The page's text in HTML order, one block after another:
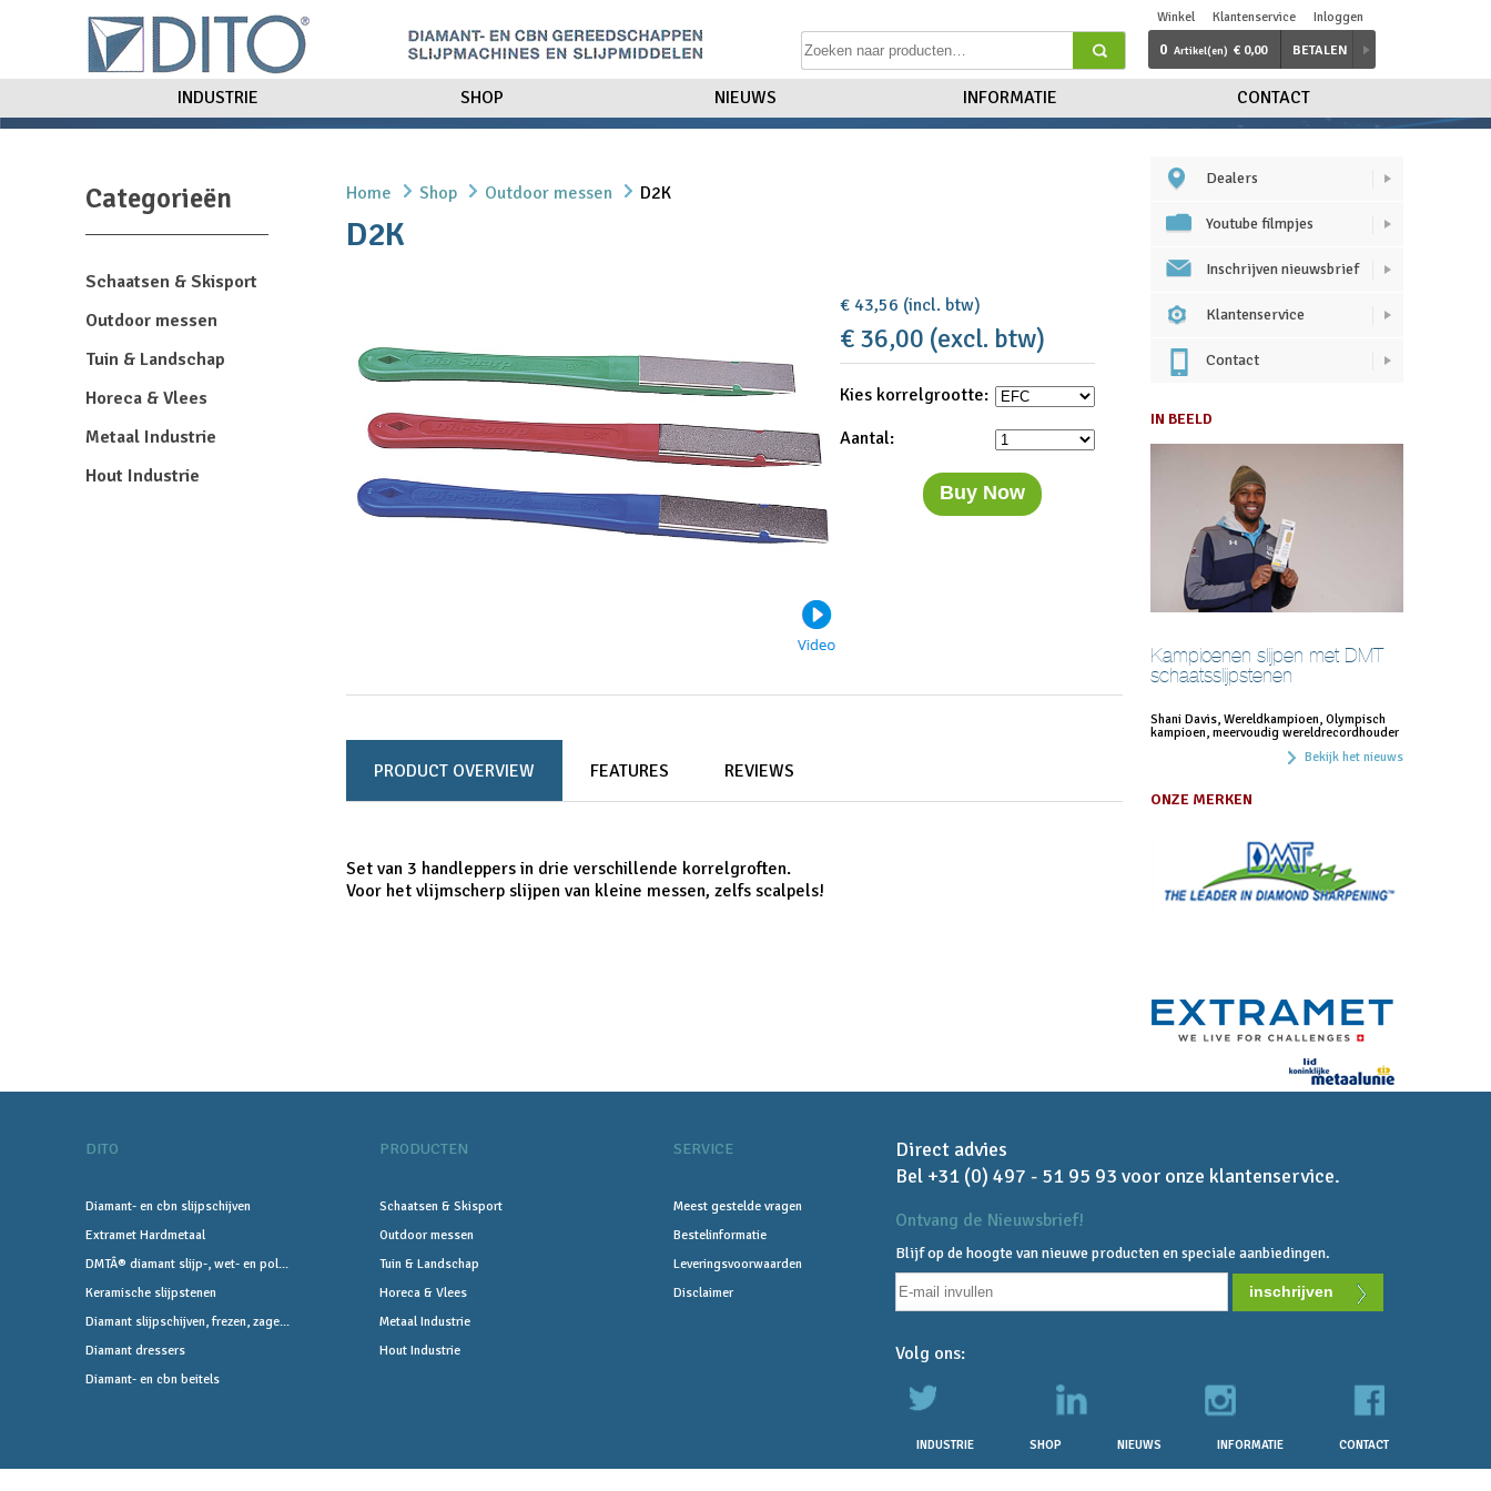
Winkel Klantenservice Inloggen
0 Artikel(en) € 0,00 BETALEN
INDUSTRIE SHOP NIEUWS INFORMATIE CONTACT
Categorieën
Schaatsen & Skisport
Outdoor messen
Tuin & Landschap
Horeca & Vlees
Metaal Industrie
Hout Industrie
Home Shop Outdoor messen D2K
D2K
€ 43,56 (incl. btw)
€ 36,00 (excl. btw)
Kies korrelgrootte:
Aantal:
Buy Now
PRODUCT OVERVIEW FEATURES REVIEWS
Set van 3 handleppers in drie verschillende korrelgroften.
Voor het vlijmscherp slijpen van kleine messen, zelfs scalpels!
Dealers
Youtube filmpjes
Inschrijven nieuwsbrief
Klantenservice
Contact
IN BEELD
Kampioenen slijpen met DMT
schaatsslijpstenen
Shani Davis, Wereldkampioen, Olympisch
kampioen, meervoudig wereldrecordhouder
Bekijk het nieuws
ONZE MERKEN
DITO
Diamant- en cbn slijpschijven
Extramet Hardmetaal
DMTÂ® diamant slijp-, wet- en pol...
Keramische slijpstenen
Diamant slijpschijven, frezen, zage...
Diamant dressers
Diamant- en cbn beitels
PRODUCTEN
Schaatsen & Skisport
Outdoor messen
Tuin & Landschap
Horeca & Vlees
Metaal Industrie
Hout Industrie
SERVICE
Meest gestelde vragen
Bestelinformatie
Leveringsvoorwaarden
Disclaimer
Direct advies
Bel +31 (0) 497 - 51 95 93 voor onze klantenservice.
Ontvang de Nieuwsbrief!
Blijf op de hoogte van nieuwe producten en speciale aanbiedingen.
Volg ons:
INDUSTRIE SHOP NIEUWS INFORMATIE CONTACT